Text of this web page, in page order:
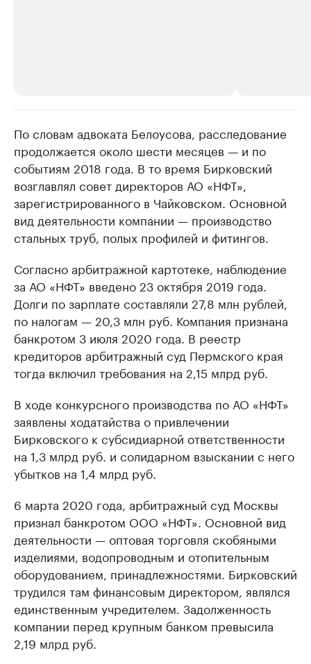
Крупнейшие производители и
продавцы медийной продукции
Ознакомьтесь с информацией в каталоге
Страховые
Посмотрите в
По словам адвоката Белоусова, расследование
продолжается около шести месяцев — и по
событиям 2018 года. В то время Бирковский
возглавлял совет директоров АО «НФТ»,
зарегистрированного в Чайковском. Основной
вид деятельности компании — производство
стальных труб, полых профилей и фитингов.
Согласно арбитражной картотеке, наблюдение
за АО «НФТ» введено 23 октября 2019 года.
Долги по зарплате составляли 27,8 млн рублей,
по налогам — 20,3 млн руб. Компания признана
банкротом 3 июля 2020 года. В реестр
кредиторов арбитражный суд Пермского края
тогда включил требования на 2,15 млрд руб.
В ходе конкурсного производства по АО «НФТ»
заявлены ходатайства о привлечении
Бирковского к субсидиарной ответственности
на 1,3 млрд руб. и солидарном взыскании с него
убытков на 1,4 млрд руб.
6 марта 2020 года, арбитражный суд Москвы
признал банкротом ООО «НФТ». Основной вид
деятельности — оптовая торговля скобяными
изделиями, водопроводным и отопительным
оборудованием, принадлежностями. Бирковский
трудился там финансовым директором, являлся
единственным учредителем. Задолженность
компании перед крупным банком превысила
2,19 млрд руб.